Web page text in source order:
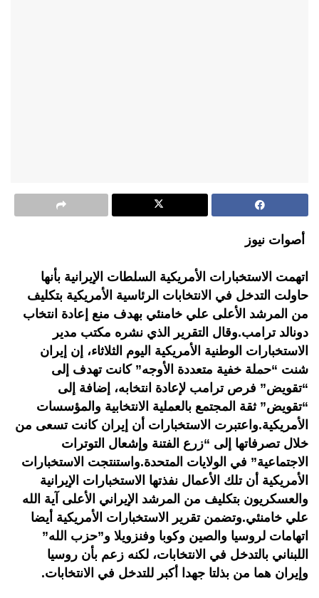
أصوات نيوز
اتهمت الاستخبارات الأمريكية السلطات الإيرانية بأنها
حاولت التدخل في الانتخابات الرئاسية الأمريكية بتكليف
من المرشد الأعلى علي خامنئي بهدف منع إعادة انتخاب
دونالد ترامب.وقال التقرير الذي نشره مكتب مدير
الاستخبارات الوطنية الأمريكية اليوم الثلاثاء، إن إيران
شنت “حملة خفية متعددة الأوجه” كانت تهدف إلى
“تقويض” فرص ترامب لإعادة انتخابه، إضافة إلى
“تقويض” ثقة المجتمع بالعملية الانتخابية والمؤسسات
الأمريكية.واعتبرت الاستخبارات أن إيران كانت تسعى من
خلال تصرفاتها إلى “زرع الفتنة وإشعال التوترات
الاجتماعية” في الولايات المتحدة.واستنتجت الاستخبارات
الأمريكية أن تلك الأعمال نفذتها الاستخبارات الإيرانية
والعسكريون بتكليف من المرشد الإيراني الأعلى آية الله
علي خامنئي.وتضمن تقرير الاستخبارات الأمريكية أيضا
اتهامات لروسيا والصين وكوبا وفنزويلا و”حزب الله”
اللبناني بالتدخل في الانتخابات، لكنه زعم بأن روسيا
وإيران هما من بذلتا جهدا أكبر للتدخل في الانتخابات.